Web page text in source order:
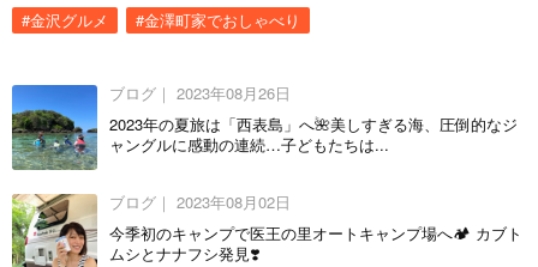
#金沢グルメ
#金澤町家でおしゃべり
ブログ｜2023年08月26日
2023年の夏旅は「西表島」へ🌺美しすぎる海、圧倒的なジ
ャングルに感動の連続…子どもたちは...
ブログ｜2023年08月02日
今季初のキャンプで医王の里オートキャンプ場へ🏕 カブト
ムシとナナフシ発見❣️